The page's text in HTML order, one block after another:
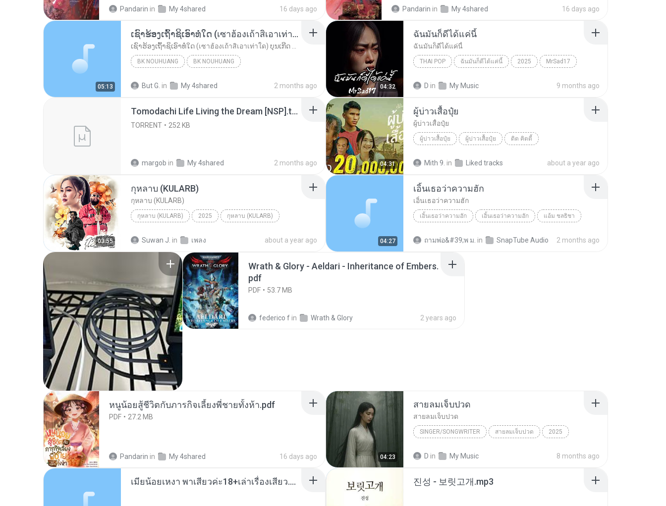
Pandarin in My 4shared 16 days ago Pandarin in My 4shared 16 days ago
05:13
ເຊົາຮ້ອງເຖົ້າຊິເອົາທໍ່ໃດ (เซาฮ้องเถ้าสิเอาเท่าใด) ບຸນເກີດ ຫນູຫ່ວງ ft. ໂສພາ ຈຸນທະລາ
BK NOUHUANG BK NOUHUANG
But G. in My 4shared 2 months ago 04:32
ฉันมันก็ดีได้แค่นี้
ฉันมันก็ดีได้แค่นี้
THAI POP ฉันมันก็ดีได้แค่นี้ 2025 MrSad17
D in My Music 9 months ago
Tomodachi Life Living the Dream [NSP].torrent
TORRENT 252 KB
margob in My 4shared 2 months ago 04:31
ผู้บ่าวเสื้อปุ๋ย
ผู้บ่าวเสื้อปุ๋ย
ผู้บ่าวเสื้อปุ๋ย ผู้บ่าวเสื้อปุ๋ย ดิด คิตตี้
Mith 9. in Liked tracks about a year ago
03:55
กุหลาบ (KULARB)
กุหลาบ (KULARB)
กุหลาบ (KULARB) 2025 กุหลาบ (KULARB)
Suwan J. in เพลง about a year ago 04:27
เอิ้นเธอว่าความฮัก
เอิ้นเธอว่าความฮัก
เอิ้นเธอว่าความฮัก เอิ้นเธอว่าความฮัก แอ้ม ชลธิชา
ถามพ่อ&#39;พ ม. in SnapTube Audio 2 months ago
Wrath & Glory - Aeldari - Inheritance of Embers.
pdf
PDF 53.7 MB
federico f in Wrath & Glory 2 years ago
หนูน้อยสู้ชีวิตกับภารกิจเลี้ยงพี่ชายทั้งห้า.pdf
PDF 27.2 MB
Pandarin in My 4shared 16 days ago 04:23
สายลมเจ็บปวด
สายลมเจ็บปวด
SINGER/SONGWRITER สายลมเจ็บปวด 2025
D in My Music 8 months ago
เมียน้อยเหงา พาเสียวค่ะ18+เล่าเรื่องเสียว.mp3 진성 - 보릿고개.mp3